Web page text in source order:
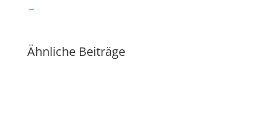
→
Ähnliche Beiträge